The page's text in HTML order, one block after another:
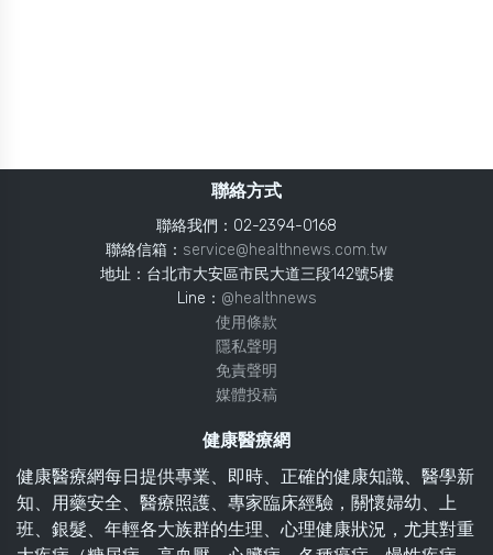
聯絡方式
聯絡我們：02-2394-0168
聯絡信箱： service@healthnews.com.tw
地址：台北市大安區市民大道三段142號5樓
Line： @healthnews
使用條款
隱私聲明
免責聲明
媒體投稿
健康醫療網
健康醫療網每日提供專業、即時、正確的健康知識、醫學新
知、用藥安全、醫療照護、專家臨床經驗，關懷婦幼、上
班、銀髮、年輕各大族群的生理、心理健康狀況，尤其對重